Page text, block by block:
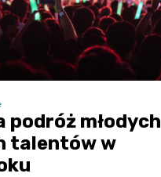
podróż młodych
talentów w